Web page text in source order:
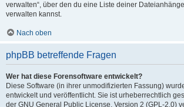
verwalten“, über den du eine Liste deiner
verwalten kannst.
Nach oben
phpBB betreffende Fragen
Wer hat diese Forensoftware entwickelt?
Diese Software (in ihrer unmodifizierten Fassung)
entwickelt und veröffentlicht. Sie ist urheberrechtlich
der GNU General Public License, Version 2 (GPL-2.0)